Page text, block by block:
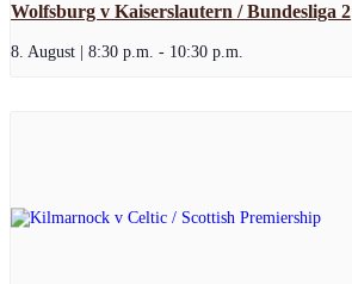
Wolfsburg v Kaiserslautern / Bundesliga 2
8. August | 8:30 p.m. - 10:30 p.m.